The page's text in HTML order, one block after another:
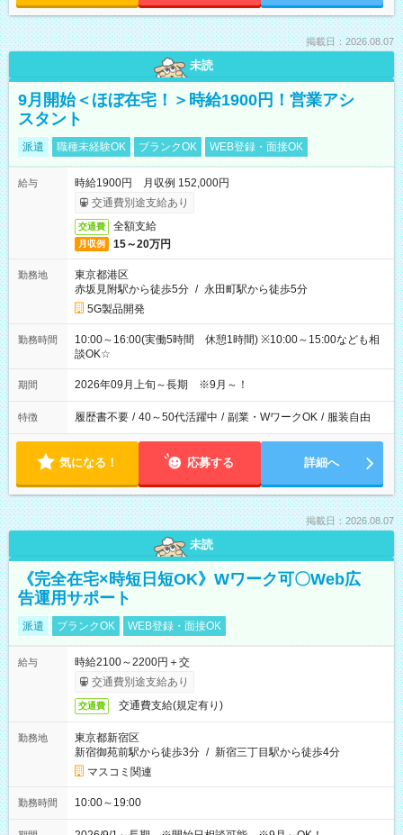
掲載日：2026.08.07
未読
9月開始＜ほぼ在宅！＞時給1900円！営業アシ
スタント
派遣 職種未経験OK ブランクOK WEB登録・面接OK
給与
時給1900円 月収例 152,000円
交通費別途支給あり
交通費 全額支給
月収例 15～20万円
勤務地
東京都港区
赤坂見附駅から徒歩5分 / 永田町駅から徒歩5分
5G製品開発
勤務時間
10:00～16:00(実働5時間 休憩1時間) ※10:00～15:00なども相
談OK☆
期間 2026年09月上旬～長期 ※9月～！
特徴 履歴書不要 / 40～50代活躍中 / 副業・WワークOK / 服装自由
気になる！ 応募する 詳細へ
掲載日：2026.08.07
未読
《完全在宅×時短日短OK》Wワーク可〇Web広
告運用サポート
派遣 ブランクOK WEB登録・面接OK
給与
時給2100～2200円＋交
交通費別途支給あり
交通費 交通費支給(規定有り)
勤務地
東京都新宿区
新宿御苑前駅から徒歩3分 / 新宿三丁目駅から徒歩4分
マスコミ関連
勤務時間 10:00～19:00